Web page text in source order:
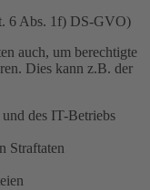
6 Abs. 1f) DS-GVO)
auch, um berechtigte
Dies kann z.B. der
des IT-Betriebs
Straftaten